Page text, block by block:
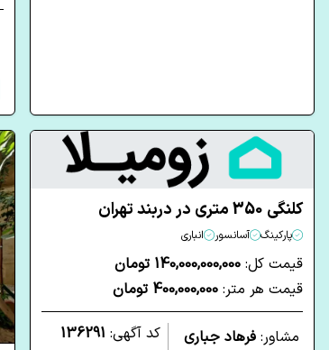
کلنگی 350 متری در دربند تهران
پارکینگ آسانسور انباری
قیمت کل: 140,000,000,000 تومان
قیمت هر متر: 400,000,000 تومان
مشاور: فرهاد جباری
کد آگهی: 136291